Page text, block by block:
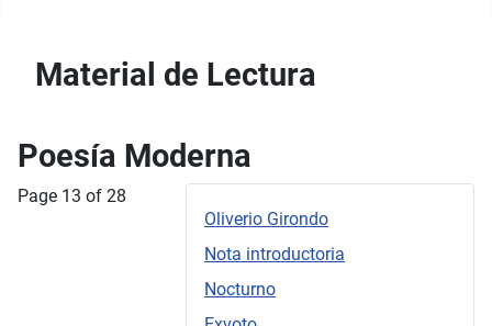
Material de Lectura
Poesía Moderna
Oliverio Girondo
Nota introductoria
Nocturno
Page 13 of 28